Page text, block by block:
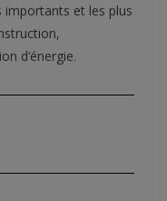
importants et les plus
d’énergie.